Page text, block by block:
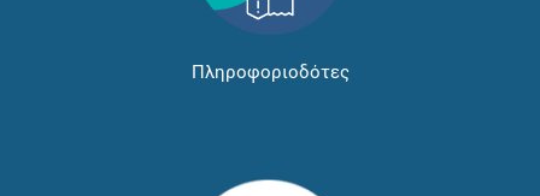
Πληροφοριοδότες